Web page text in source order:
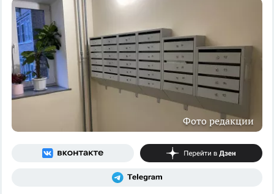
Фото редакции